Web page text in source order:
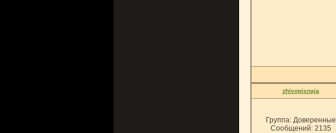
zhivopisnaja
Группа: Доверенные
Сообщений: 2135